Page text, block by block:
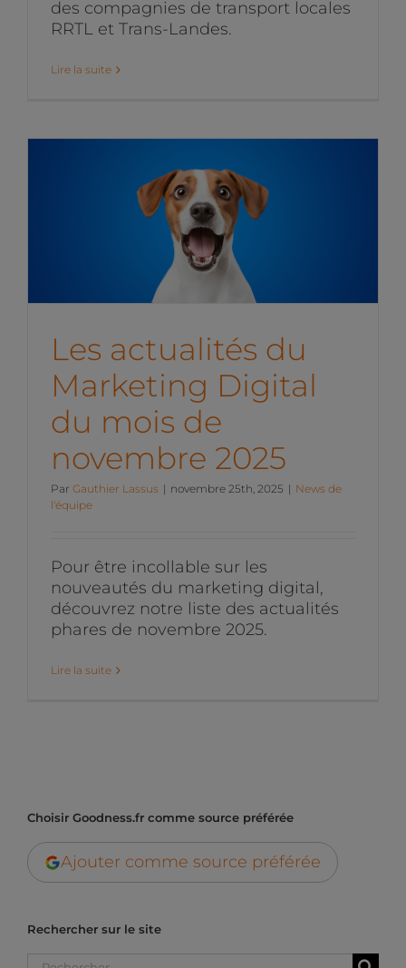
des compagnies de transport locales
RRTL et Trans-Landes.
Lire la suite
Les actualités du
Marketing Digital du mois
de novembre 2025
News de l'équipe
Les actualités du
Marketing Digital
du mois de
novembre 2025
Par Gauthier Lassus | novembre 25th, 2025 | News de
l'équipe
Pour être incollable sur les
nouveautés du marketing digital,
découvrez notre liste des actualités
phares de novembre 2025.
Lire la suite
Choisir Goodness.fr comme source préférée
Ajouter comme source préférée
Rechercher sur le site
Rechercher: